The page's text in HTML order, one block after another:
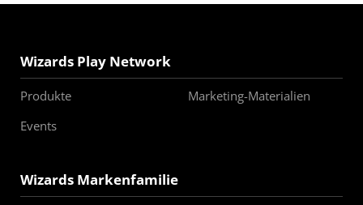
Wizards Play Network
Produkte
Marketing-Materialien
Events
Wizards Markenfamilie